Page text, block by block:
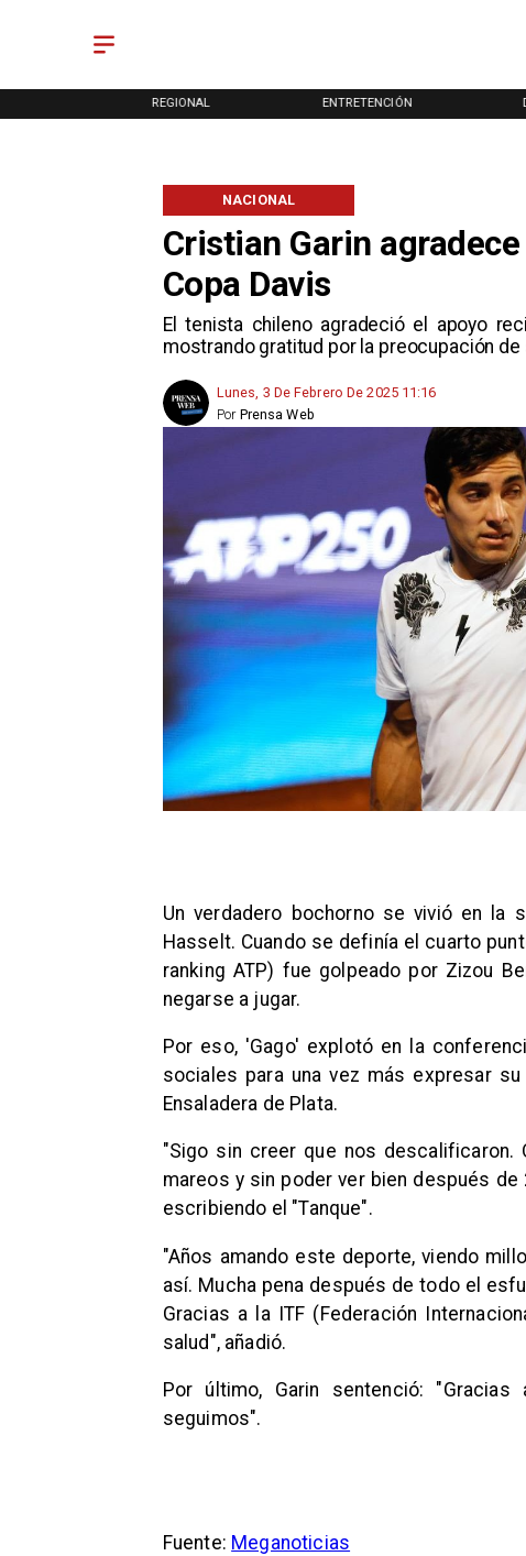
REGIONAL ENTRETENCIÓN
Cristian Garin
Copa Davis
El tenista chileno agradeció el apoyo
mostrando gratitud por la preocupación
NACIONAL
Lunes, 3 De Febrero De 2025 11:16
Prensa Web
Por
​Un verdadero bochorno se vivió en la
Hasselt. Cuando se definía el cuarto
ranking ATP) fue golpeado por Zizou
negarse a jugar.
Por eso, 'Gago' explotó en la
sociales para una vez más expresar
Ensaladera de Plata.
"Sigo sin creer que nos descalificaron.
mareos y sin poder ver bien después
escribiendo el "Tanque".
"Años amando este deporte, viendo
así. Mucha pena después de todo el
Gracias a la ITF (Federación
salud", añadió.
Por último, Garin sentenció:
seguimos".
Fuente: Meganoticias